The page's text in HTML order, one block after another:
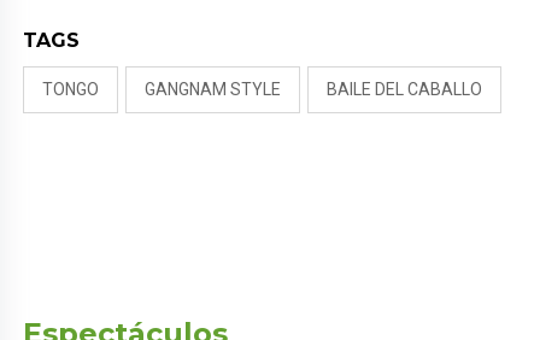
TAGS
TONGO GANGNAM STYLE BAILE DEL CABALLO
Espectáculos